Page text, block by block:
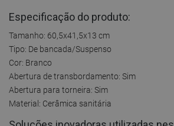
Especificação do produto:
Tamanho: 60,5x41,5x13 cm
Tipo: De bancada/Suspenso
Cor: Branco
Abertura de transbordamento: Sim
Abertura para torneira: Sim
Material: Cerâmica sanitária